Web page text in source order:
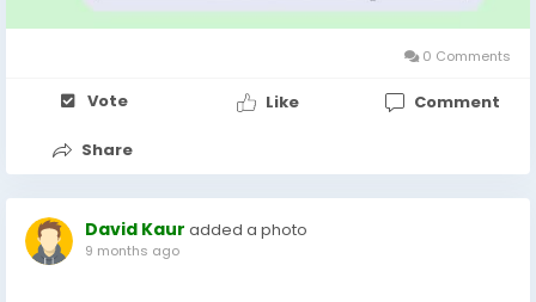
0 Comments
Vote Like Comment
Share
David Kaur added a photo
9 months ago